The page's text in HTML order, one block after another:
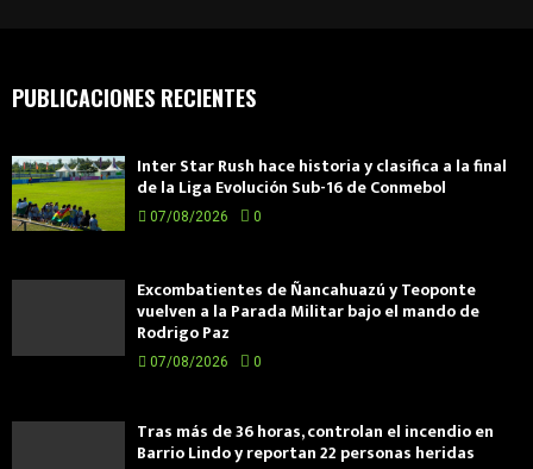
PUBLICACIONES RECIENTES
Inter Star Rush hace historia y clasifica a la final
de la Liga Evolución Sub-16 de Conmebol
07/08/2026 0
Excombatientes de Ñancahuazú y Teoponte
vuelven a la Parada Militar bajo el mando de
Rodrigo Paz
07/08/2026 0
Tras más de 36 horas, controlan el incendio en
Barrio Lindo y reportan 22 personas heridas